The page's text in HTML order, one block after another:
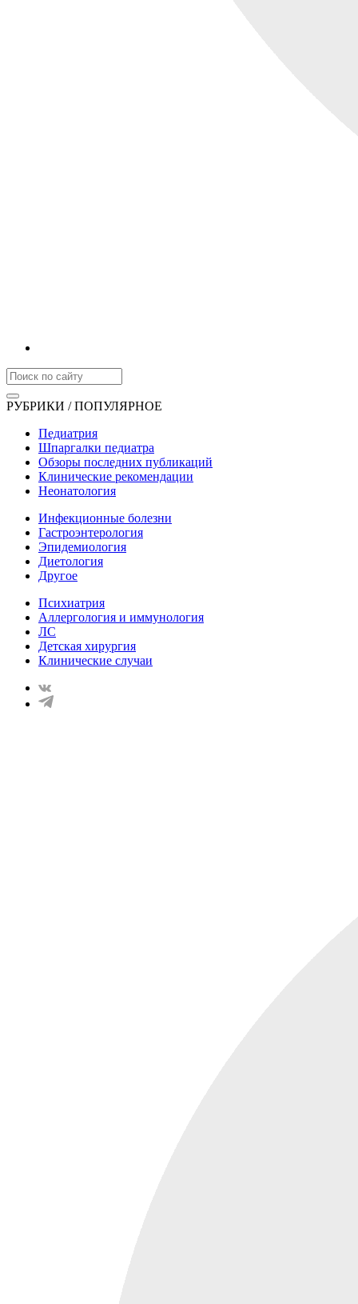
РУБРИКИ / ПОПУЛЯРНОЕ
Педиатрия
Шпаргалки педиатра
Обзоры последних публикаций
Клинические рекомендации
Неонатология
Инфекционные болезни
Гастроэнтерология
Эпидемиология
Диетология
Другое
Психиатрия
Аллергология и иммунология
ЛС
Детская хирургия
Клинические случаи